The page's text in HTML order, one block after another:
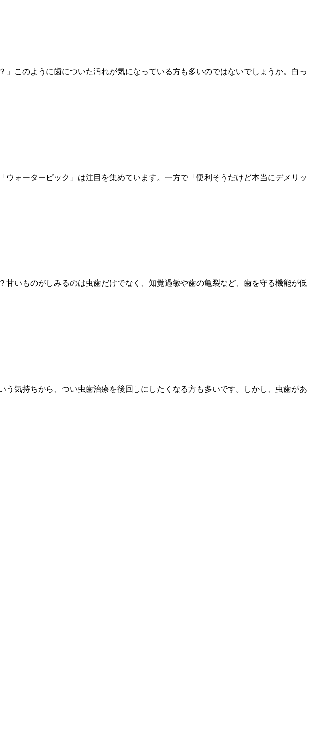
このように歯についた汚れが気になっている方も多いのではないでしょうか。白っ
ォーターピック」は注目を集めています。一方で「便利そうだけど本当にデメリッ
いものがしみるのは虫歯だけでなく、知覚過敏や歯の亀裂など、歯を守る機能が低
気持ちから、つい虫歯治療を後回しにしたくなる方も多いです。しかし、虫歯があ